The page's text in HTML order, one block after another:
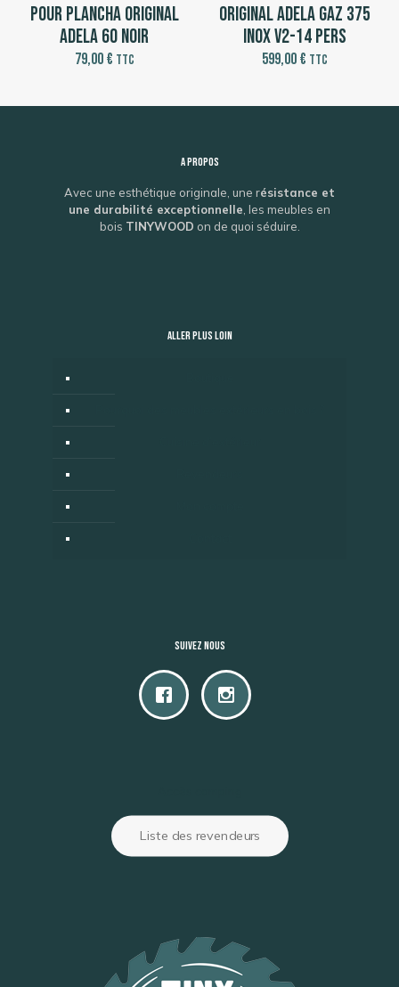
pour Plancha Original
Adela 60 Noir
79,00€ TTC
Original Adela Gaz 375
Inox V2-14 pers
599,00€ TTC
A propos
Avec une esthétique originale, une résistance et
une durabilité exceptionnelle , les meubles en
bois TINYWOOD on de quoi séduire.
ALLER PLUS LOIN
Suivez nous
Liste des revendeurs